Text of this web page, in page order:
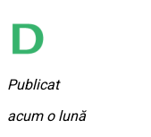
Publicat
acum o lună